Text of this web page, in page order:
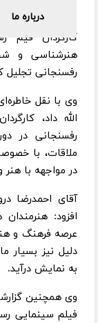
درباره ما
مجمع تشخیص
کارگردان فیم
هنرشناسی و
رفسنجانی تجلیل
وی با نقل
الله داد،
رفسنجانی در
ملاقات، با
در مواجهه با
آقای احمدرضا
افزود:
عرصه فرهنگ و
دلیل نیز بسیار
به نمایش درآید.
وی همچنین
فیلم سینمایی